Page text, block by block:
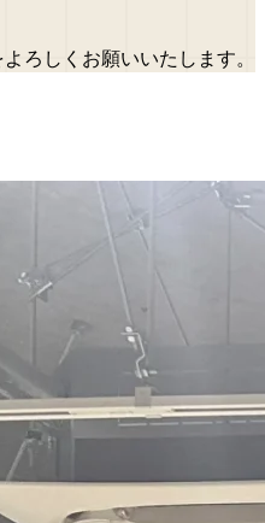
ろしくお願いいたします。